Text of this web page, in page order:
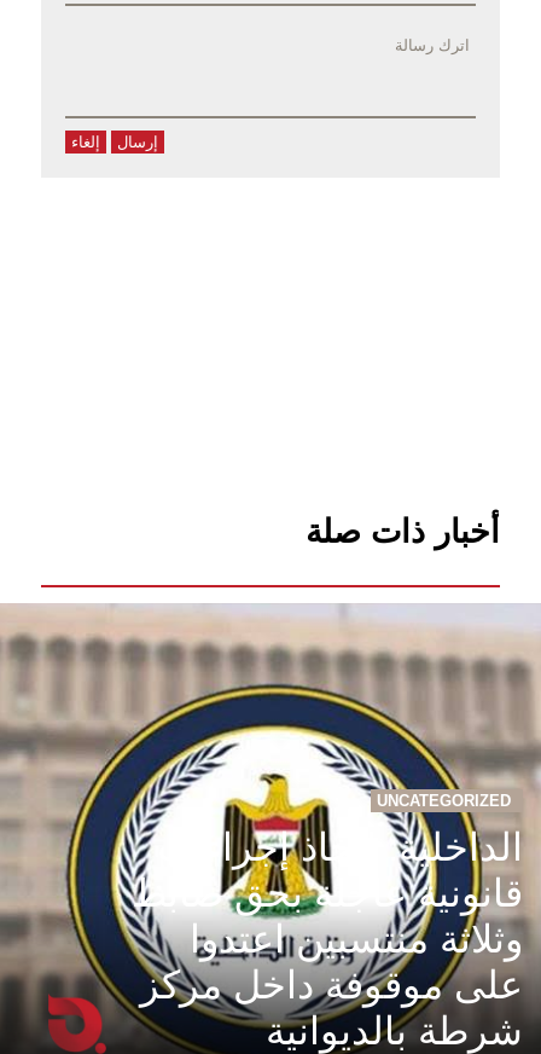
إرسال إلغاء
أخبار ذات صلة
UNCATEGORIZED
الداخلية: اتخاذ إجراءات
قانونية عاجلة بحق ضابط
وثلاثة منتسبين اعتدوا
على موقوفة داخل مركز
شرطة بالديوانية